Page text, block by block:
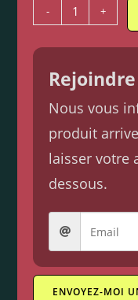
- +
Nous vous
produit
laisser votre
dessous.
ENVOYEZ-MOI